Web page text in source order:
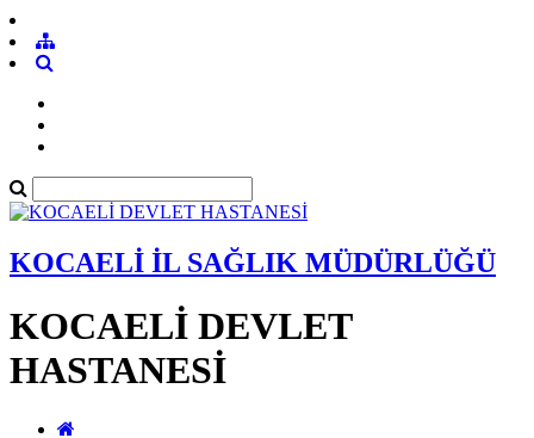
KOCAELİ İL SAĞLIK MÜDÜRLÜĞÜ
KOCAELİ DEVLET
HASTANESİ